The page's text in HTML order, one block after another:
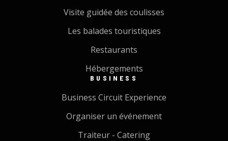
Visite guidée des coulisses
Les balades touristiques
Restaurants
Hébergements
BUSINESS
Business Circuit Experience
Organiser un événement
Traiteur - Catering